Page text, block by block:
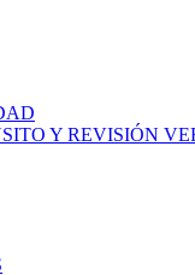
Y REVISIÓN